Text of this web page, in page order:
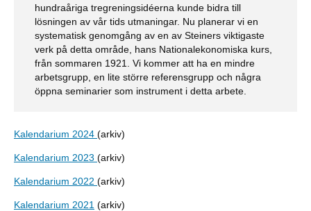
hundraåriga tregreningsidéerna kunde bidra till
lösningen av vår tids utmaningar. Nu planerar vi en
systematisk genomgång av en av Steiners viktigaste
verk på detta område, hans Nationalekonomiska kurs,
från sommaren 1921. Vi kommer att ha en mindre
arbetsgrupp, en lite större referensgrupp och några
öppna seminarier som instrument i detta arbete.
Kalendarium 2024 (arkiv)
Kalendarium 2023 (arkiv)
Kalendarium 2022 (arkiv)
Kalendarium 2021 (arkiv)